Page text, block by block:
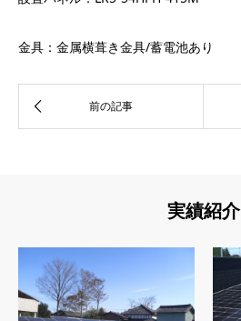
金具：金属横葺き金具/蓄電池あり
実績紹介